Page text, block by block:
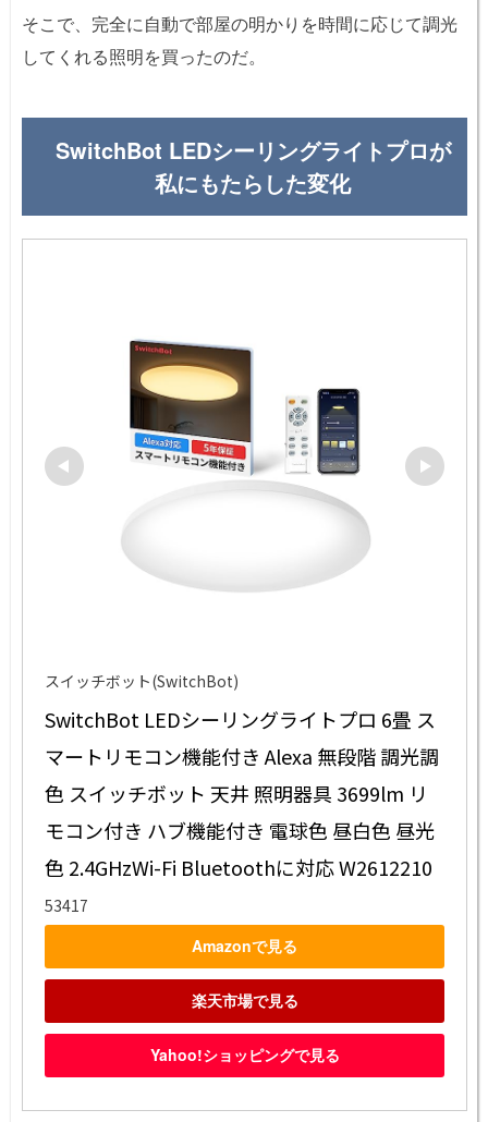
そこで、完全に自動で部屋の明かりを時間に応じて調光
してくれる照明を買ったのだ。
SwitchBot LEDシーリングライトプロが
私にもたらした変化
スイッチボット(SwitchBot)
SwitchBot LEDシーリングライトプロ 6畳 ス
マートリモコン機能付き Alexa 無段階 調光調
色 スイッチボット 天井 照明器具 3699lm リ
モコン付き ハブ機能付き 電球色 昼白色 昼光
色 2.4GHzWi-Fi Bluetoothに対応 W2612210
53417
Amazonで見る
楽天市場で見る
Yahoo!ショッピングで見る